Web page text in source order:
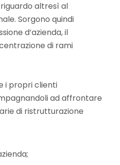
altresì al
Sorgono quindi
d’azienda, il
di rami
i propri clienti
ad affrontare
di ristrutturazione